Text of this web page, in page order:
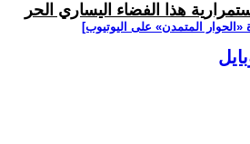
هذا الفضاء اليساري الحر
المتمدن» على اليوتيوب]